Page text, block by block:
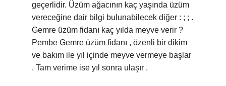
geçerlidir. Üzüm ağacının kaç yaşında üzüm
vereceğine dair bilgi bulunabilecek diğer : ; ; .
Gemre üzüm fidanı kaç yılda meyve verir ?
Pembe Gemre üzüm fidanı , özenli bir dikim
ve bakım ile yıl içinde meyve vermeye başlar
. Tam verime ise yıl sonra ulaşır .